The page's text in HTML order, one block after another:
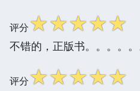
评分☆☆☆☆☆
不错的，正版书。。。。。
评分☆☆☆☆☆